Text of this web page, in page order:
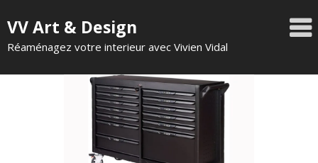
VV Art & Design
Réaménagez votre interieur avec Vivien Vidal